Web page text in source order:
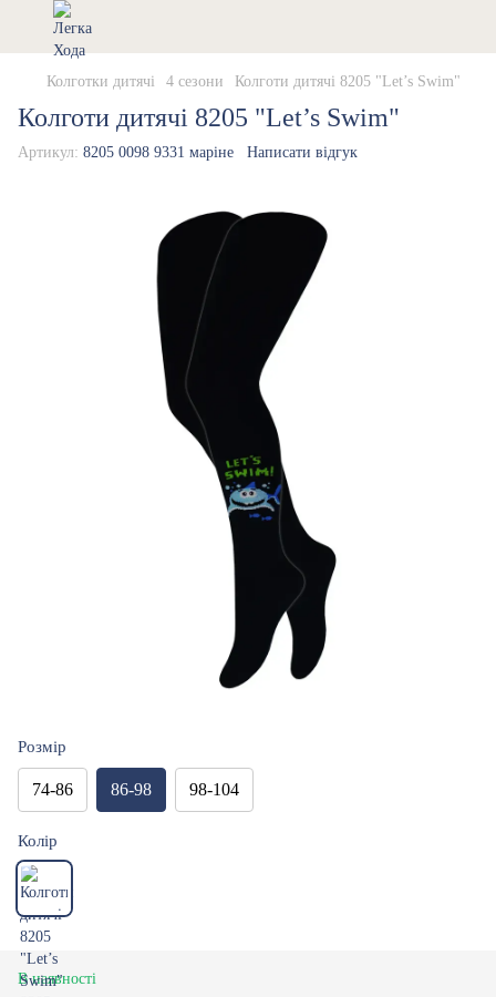
Колготки дитячі 4 сезони Колготи дитячі 8205 "Let’s Swim"
Колготи дитячі 8205 "Let’s Swim"
Артикул: 8205 0098 9331 маріне Написати відгук
Розмір
74-86 86-98 98-104
Колір
В наявності